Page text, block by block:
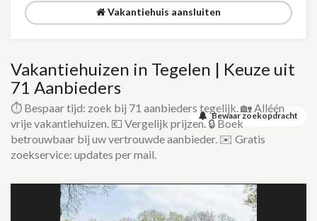
Vakantiehuis aansluiten
Bewaar zoekopdracht
Vakantiehuizen in Tegelen | Keuze uit
71 Aanbieders
⏱️ Bespaar tijd: zoek bij 71 aanbieders tegelijk. 🏡 Alléén
vrije vakantiehuizen. 💶 Vergelijk prijzen. 🔒 Boek
betrouwbaar bij uw vertrouwde aanbieder. ✉️ Gratis
zoekservice: updates per mail.